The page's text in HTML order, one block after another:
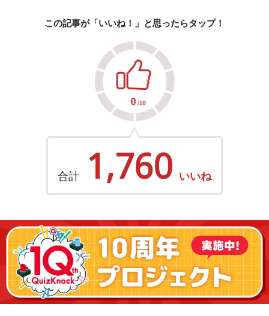
この記事が「いいね！」と思ったらタップ！
合計 1,760 いいね